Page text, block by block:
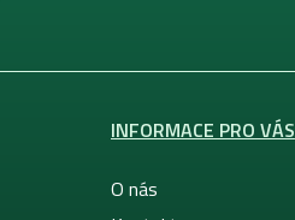
INFORMACE PRO VÁS
O nás